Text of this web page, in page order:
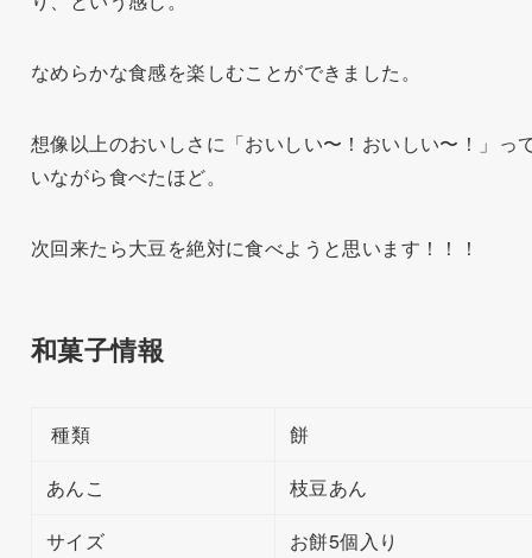
なめらかな食感を楽しむことができました。
想像以上のおいしさに「おいしい〜！おいしい〜！」っ
いながら食べたほど。
次回来たら大豆を絶対に食べようと思います！！！
和菓子情報
種類
餅
あんこ
枝豆あん
サイズ
お餅5個入り